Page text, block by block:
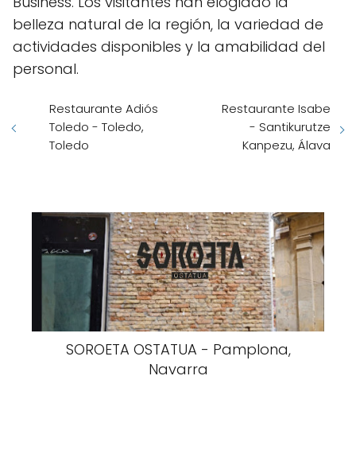
belleza natural de la región, la variedad de
actividades disponibles y la amabilidad del
personal.
Restaurante Adiós
Toledo - Toledo,
Toledo
Restaurante Isabe
- Santikurutze
Kanpezu, Álava
SOROETA OSTATUA - Pamplona,
Navarra